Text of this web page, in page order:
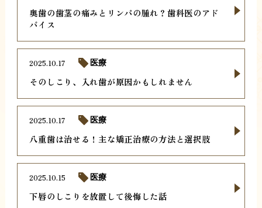
奥歯の歯茎の痛みとリンパの腫れ？歯科医のアド
バイス
そのしこり、入れ歯が原因かもしれません
2025.10.17 医療
八重歯は治せる！主な矯正治療の方法と選択肢
2025.10.17 医療
下唇のしこりを放置して後悔した話
2025.10.15 医療